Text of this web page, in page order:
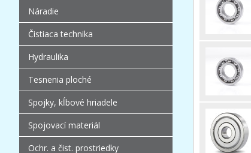
Náradie
Čistiaca technika
Hydraulika
Tesnenia ploché
Spojky, kĺbové hriadele
Spojovací materiál
Ochr. a čist. prostriedky